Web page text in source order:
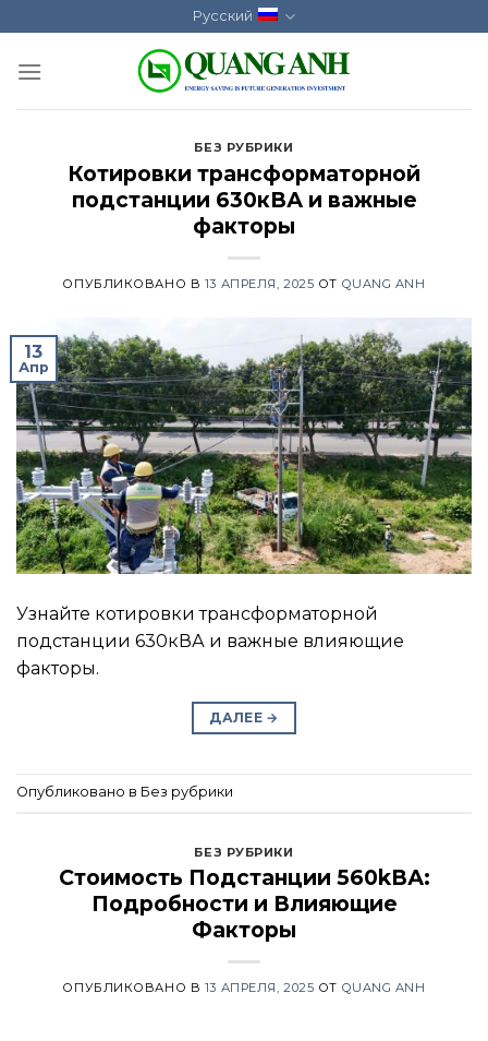
to
content
Русский
БЕЗ РУБРИКИ
Котировки трансформаторной
подстанции 630кВА и важные
факторы
ОПУБЛИКОВАНО В 13 АПРЕЛЯ, 2025 ОТ QUANG ANH
13
Апр
Узнайте котировки трансформаторной
подстанции 630кВА и важные влияющие
факторы.
ДАЛЕЕ →
Опубликовано в Без рубрики
БЕЗ РУБРИКИ
Стоимость Подстанции 560kВА:
Подробности и Влияющие
Факторы
ОПУБЛИКОВАНО В 13 АПРЕЛЯ, 2025 ОТ QUANG ANH